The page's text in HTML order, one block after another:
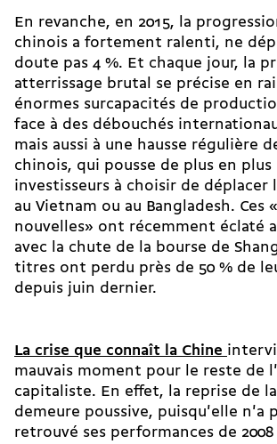
En revanche, en 2015, la
chinois a fortement ralenti, ne
doute pas 4 %. Et chaque jour, la
atterrissage brutal se précise en
énormes surcapacités de
face à des débouchés
mais aussi à une hausse régulière
chinois, qui pousse de plus en plus
investisseurs à choisir de déplacer
au Vietnam ou au Bangladesh. Ces
nouvelles» ont récemment éclaté
avec la chute de la bourse de
titres ont perdu près de 50 % de
depuis juin dernier.
La crise que connaît la Chine
mauvais moment pour le reste de
capitaliste. En effet, la reprise de
demeure poussive, puisqu'elle n'a
retrouvé ses performances de 2008